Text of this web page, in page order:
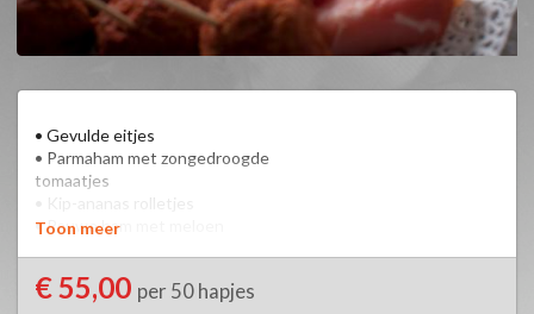
• Gevulde eitjes
• Parmaham met zongedroogde
tomaatjes
• Kip-ananas rolletjes
• Rauwe ham met meloen
• Beenham met roomkaas
Toon meer
€ 55,00 per 50 hapjes